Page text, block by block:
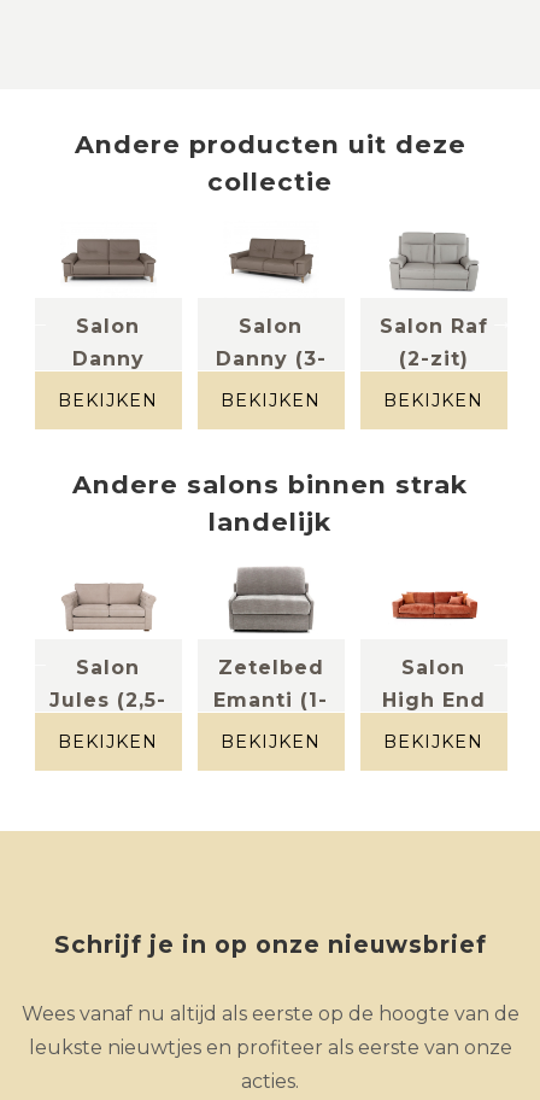
Andere producten uit deze
collectie
Salon
Danny
(2,5-zit
met 2 ...
BEKIJKEN
Salon
Danny (3-
zit)
BEKIJKEN
Salon Raf
(2-zit)
lichtgrijs
BEKIJKEN
Andere salons binnen strak
landelijk
Salon
Jules (2,5-
zit)
BEKIJKEN
Zetelbed
Emanti (1-
zit)
BEKIJKEN
Salon
High End
(3-zit)
ribfluweel
BEKIJKEN
Schrijf je in op onze nieuwsbrief
Wees vanaf nu altijd als eerste op de hoogte van de
leukste nieuwtjes en profiteer als eerste van onze
acties.